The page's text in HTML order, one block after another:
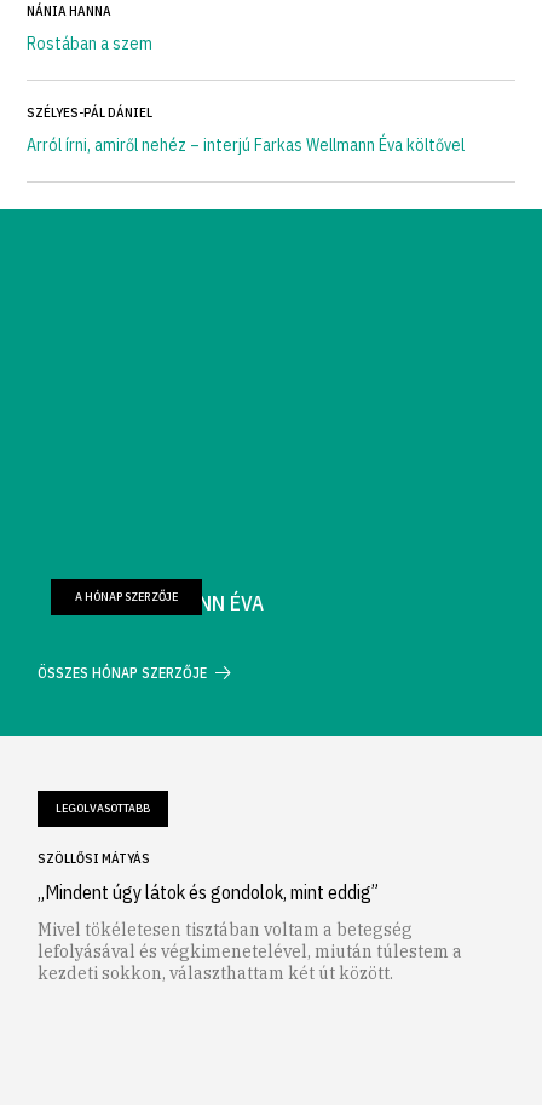
NÁNIA HANNA
Rostában a szem
SZÉLYES-PÁL DÁNIEL
Arról írni, amiről nehéz – interjú Farkas Wellmann Éva költővel
FARKAS WELLMANN ÉVA
A HÓNAP SZERZŐJE
ÖSSZES HÓNAP SZERZŐJE
LEGOLVASOTTABB
SZÖLLŐSI MÁTYÁS
„Mindent úgy látok és gondolok, mint eddig”
Mivel tökéletesen tisztában voltam a betegség
lefolyásával és végkimenetelével, miután túlestem a
kezdeti sokkon, választhattam két út között.